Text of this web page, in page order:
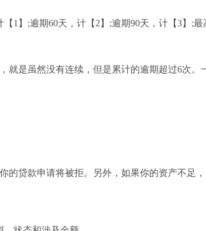
1】;逾期60天，计【2】;逾期90天，计【3】;
是虽然没有连续，但是累计的逾期超过6次
贷款申请将被拒。另外，如果你的资产不足